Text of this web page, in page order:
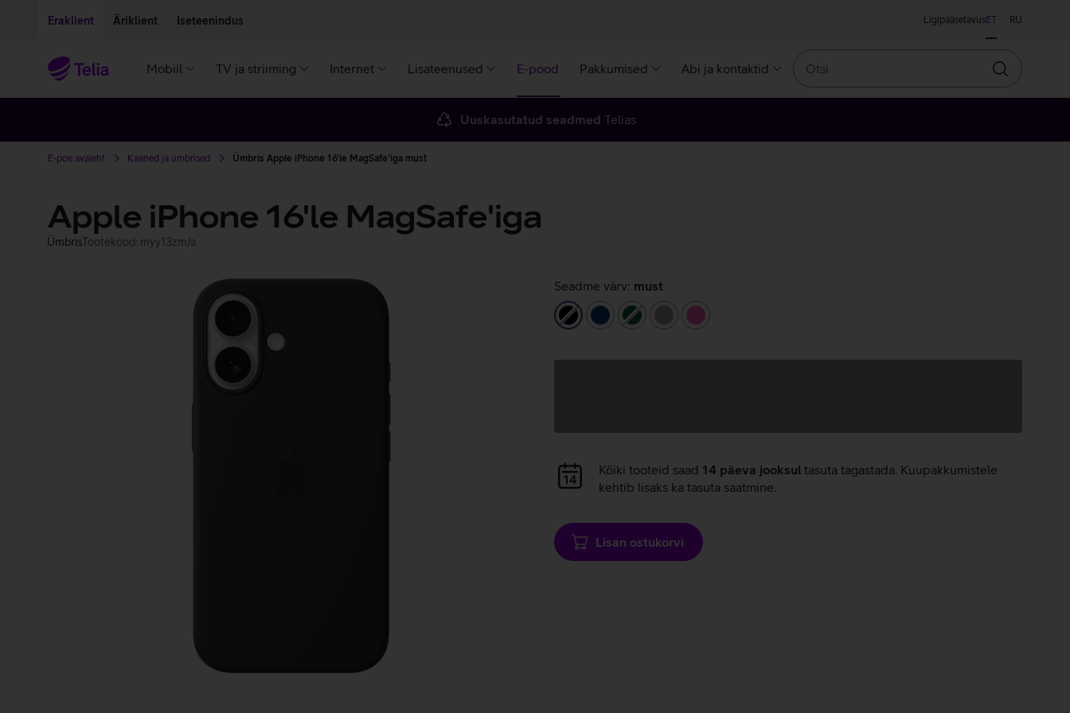
Eraklient Äriklient Iseteenindus LigipääsetavusET RU
Mobiil TV ja striiming Internet Lisateenused E-pood Pakkumised Abi ja kontaktid
Otsin
Uuskasutatud seadmed Telias
E-poe avaleht Kaaned ja ümbrised Ümbris Apple iPhone 16'le MagSafe'iga must
Apple iPhone 16'le MagSafe'iga
ÜmbrisTootekood: myy13zm/a
Seadme värv: must
must
tumesininetumerohelineroosa
Andmete
laadimine
Kõiki tooteid saad 14 päeva jooksul tasuta tagastada. Kuupakkumistele
kehtib lisaks ka tasuta saatmine.
Lisan ostukorvi